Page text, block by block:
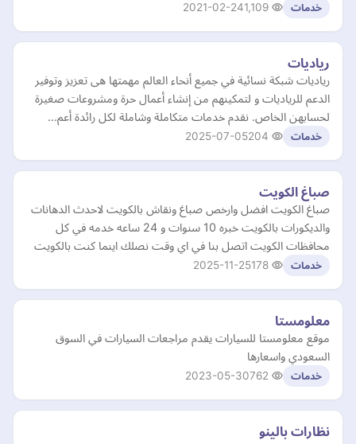
خدمات 2021-02-24
رياديات
رياديات شبكة نسائية في جميع أنحاء العالم مهمتها هى تعزيز وتوفير
الدعم للرياديات و لتمكينهم من إنشاء أعمال حرة ومشروعات صغيرة
لحسابهن الخاص. نقدم خدمات متكاملة وشاملة لكل رائدة أعم…
خدمات 2025-07-05
صباغ الكويت
صباغ الكويت افضل وارخص صباغ ونقاش بالكويت لاحدث الدهانات
والديكورات بالكويت خبره 10 سنوات و 24 ساعه خدمه في كل
محافظات الكويت اتصل بنا في اي وقت نصلك اينما كنت بالكويت
خدمات 2025-11-25
معلومستا
موقع معلومستا للسيارات يقدم مراجعات السيارات في السوق
السعودي واسعارها
خدمات 2023-05-30
نظارات بالينو